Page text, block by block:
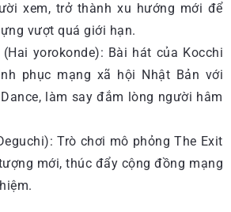
xem, trở thành xu hướng mới để
vượt quá giới hạn.
yorokonde): Bài hát của Kocchi
phục mạng xã hội Nhật Bản với
làm say đắm lòng người hâm
Trò chơi mô phỏng The Exit
mới, thúc đẩy cộng đồng mạng